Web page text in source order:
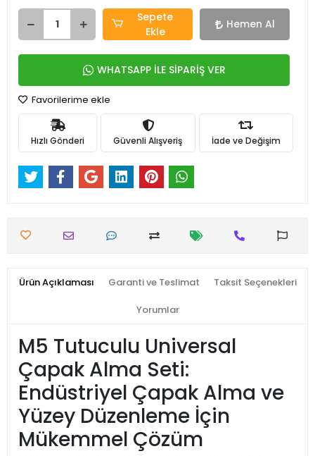
Sepete
Ekle
Hemen Al
WHATSAPP İLE SİPARİŞ VER
Favorilerime ekle
Hızlı Gönderi Güvenli Alışveriş İade ve Değişim
Ürün Açıklaması Garanti ve Teslimat Taksit Seçenekleri
Yorumlar
M5 Tutuculu Universal
Çapak Alma Seti:
Endüstriyel Çapak Alma ve
Yüzey Düzenleme İçin
Mükemmel Çözüm